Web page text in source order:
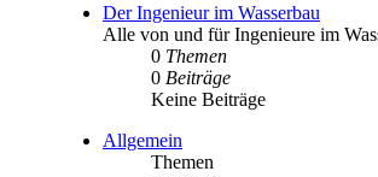
Der Ingenieur im Wasserbau
Alle von und für Ingenieure im
0 Themen
0 Beiträge
Keine Beiträge
Allgemein
Themen